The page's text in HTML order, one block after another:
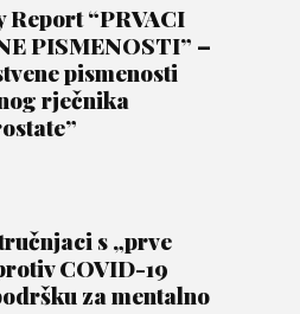
Report “PRVACI
PISMENOSTI” –
pismenosti
rječnika
s „prve
COVID-19
za mentalno